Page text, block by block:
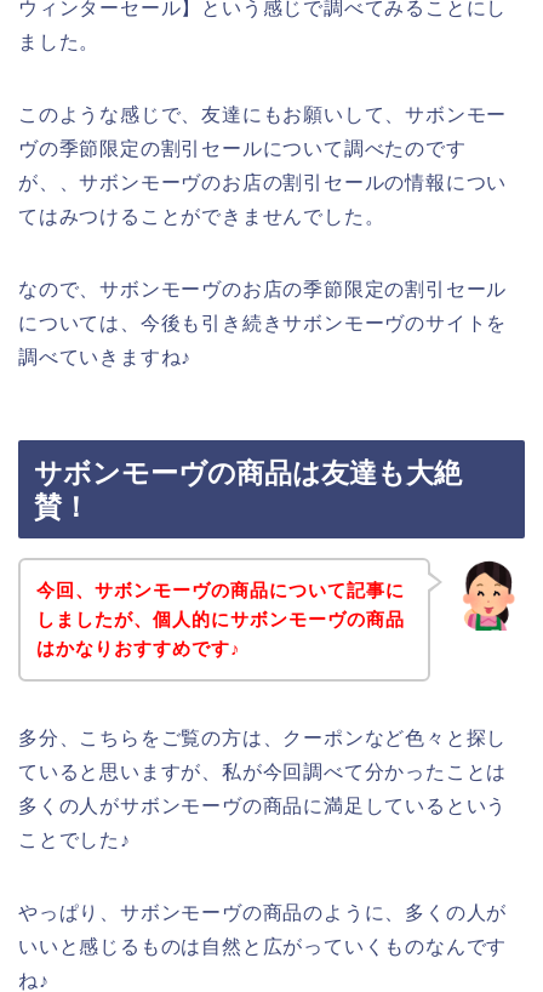
ウィンターセール】という感じで調べてみることにし
ました。
このような感じで、友達にもお願いして、サボンモー
ヴの季節限定の割引セールについて調べたのです
が、、サボンモーヴのお店の割引セールの情報につい
てはみつけることができませんでした。
なので、サボンモーヴのお店の季節限定の割引セール
については、今後も引き続きサボンモーヴのサイトを
調べていきますね♪
サボンモーヴの商品は友達も大絶
賛！
今回、サボンモーヴの商品について記事に
しましたが、個人的にサボンモーヴの商品
はかなりおすすめです♪
多分、こちらをご覧の方は、クーポンなど色々と探し
ていると思いますが、私が今回調べて分かったことは
多くの人がサボンモーヴの商品に満足しているという
ことでした♪
やっぱり、サボンモーヴの商品のように、多くの人が
いいと感じるものは自然と広がっていくものなんです
ね♪